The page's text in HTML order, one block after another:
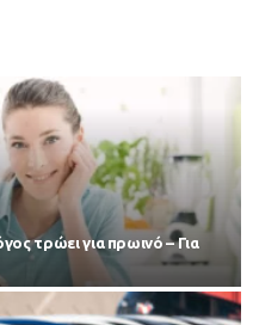
τρώει για πρωινό – Για